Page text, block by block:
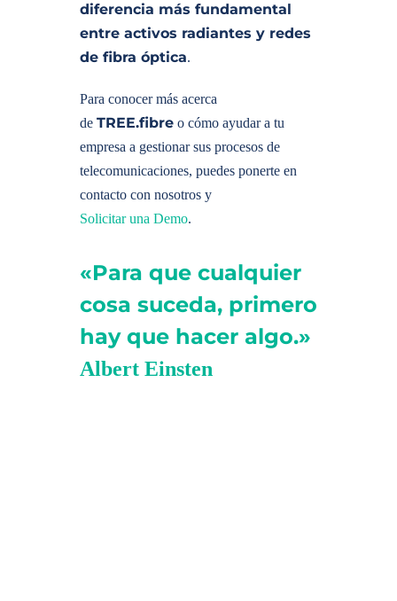
diferencia más fundamental
entre activos radiantes y redes
de fibra óptica.
Para conocer más acerca
de TREE.fibre o cómo ayudar a tu
empresa a gestionar sus procesos de
telecomunicaciones, puedes ponerte en
contacto con nosotros y
Solicitar una Demo.
«Para que cualquier
cosa suceda, primero
hay que hacer algo.»
Albert Einsten